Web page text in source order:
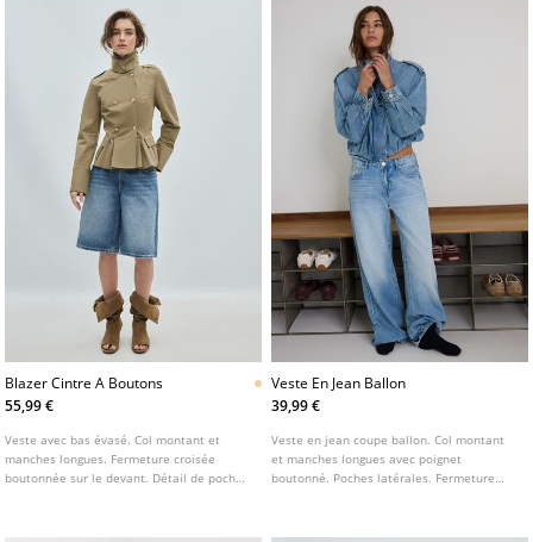
Blazer Cintre A Boutons
55,99 €
Veste avec bas évasé. Col montant et
manches longues. Fermeture croisée
boutonnée sur le devant. Détail de poches
Veste En Jean Ballon
39,99 €
Veste en jean coupe ballon. Col montant
et manches longues avec poignet
boutonné. Poches latérales. Fermeture